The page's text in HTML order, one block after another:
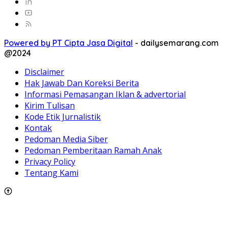
Powered by PT Cipta Jasa Digital - dailysemarang.com
@2024
Disclaimer
Hak Jawab Dan Koreksi Berita
Informasi Pemasangan Iklan & advertorial
Kirim Tulisan
Kode Etik Jurnalistik
Kontak
Pedoman Media Siber
Pedoman Pemberitaan Ramah Anak
Privacy Policy
Tentang Kami